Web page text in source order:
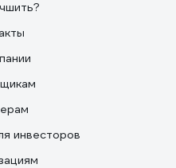
инвесторов